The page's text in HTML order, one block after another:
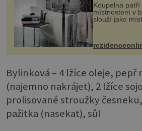
Koupelna
místnostem v
slouží jako
odpočinek.
ručníky,
mohou jako
proutku...
Bylinková – 4 lžíce oleje, pepř
(najemno nakrájet), 2 lžíce
prolisované stroužky
pažitka (nasekat), sůl